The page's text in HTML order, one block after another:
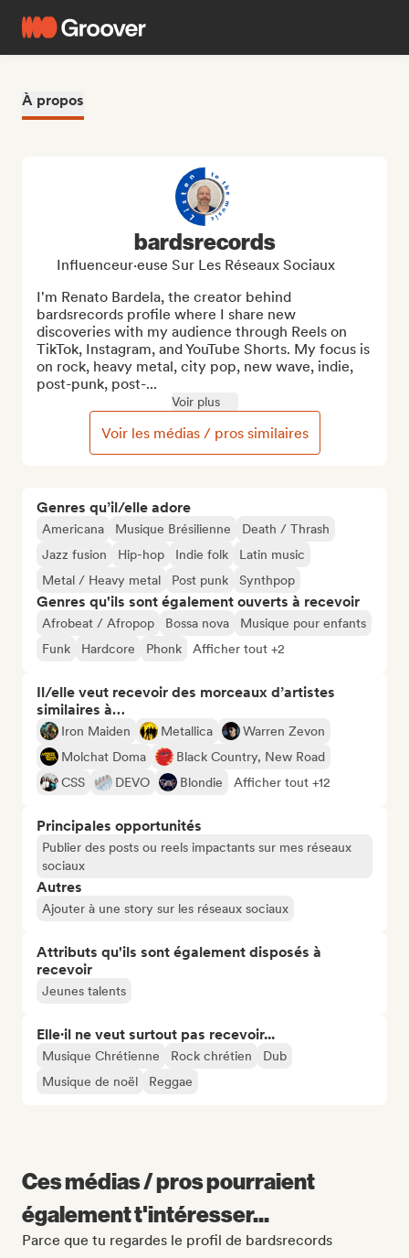
À propos
Genres qu’il/elle adore
Americana Musique Brésilienne
Death / Thrash
Jazz fusion
Hip-hop Indie folk
Latin music
Metal / Heavy metal
Post punk Synthpop
Genres qu'ils sont également ouverts à recevoir
Afrobeat / Afropop Bossa nova
Musique pour enfants
Funk
Hardcore Phonk Afficher tout +2
Il/elle veut recevoir des morceaux d’artistes
similaires à…
Iron Maiden Metallica
Warren Zevon
Molchat Doma
Black Country, New Road
CSS
DEVO Blondie Afficher tout +12
Principales opportunités
Publier des posts ou reels impactants sur mes réseaux
sociaux
Autres
Ajouter à une story sur les réseaux sociaux
Attributs qu'ils sont également disposés à
recevoir
Jeunes talents
Elle·il ne veut surtout pas recevoir...
Musique Chrétienne Rock chrétien
Dub
Musique de noël
Reggae
bardsrecords
Influenceur·euse Sur Les Réseaux Sociaux
I'm Renato Bardela, the creator behind
bardsrecords profile where I share new
discoveries with my audience through Reels on
TikTok, Instagram, and YouTube Shorts. My focus is
on rock, heavy metal, city pop, new wave, indie,
post-punk, post-...
Voir plus
Voir les médias / pros similaires
Ces médias / pros pourraient
également t'intéresser...
Parce que tu regardes le profil de bardsrecords